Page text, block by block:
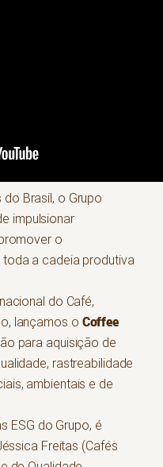
Brasil, o Grupo
impulsionar
o
a cadeia produtiva
do Café,
lançamos o Coffee
para aquisição de
rastreabilidade
ambientais e de
ESG do Grupo, é
Freitas (Cafés